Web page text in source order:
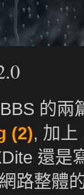
的兩
(2), 加
還是
路整體